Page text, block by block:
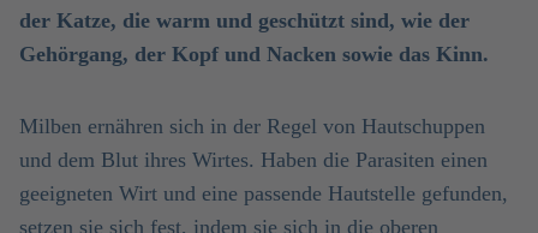
der Katze, die warm und geschützt sind, wie der
Gehörgang, der Kopf und Nacken sowie das Kinn.
Milben ernähren sich in der Regel von Hautschuppen
und dem Blut ihres Wirtes. Haben die Parasiten einen
geeigneten Wirt und eine passende Hautstelle gefunden,
setzen sie sich fest, indem sie sich in die oberen